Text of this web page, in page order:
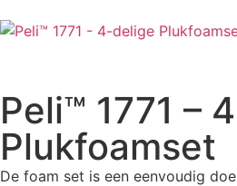
Peli™ 1771 –
Plukfoamset
De foam set is een eenvoudig